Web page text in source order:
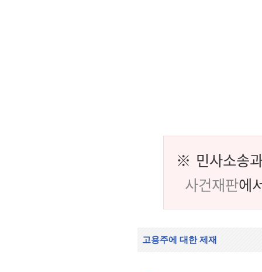
※ 민사소송
사건재판에
고용주에 대한 제재